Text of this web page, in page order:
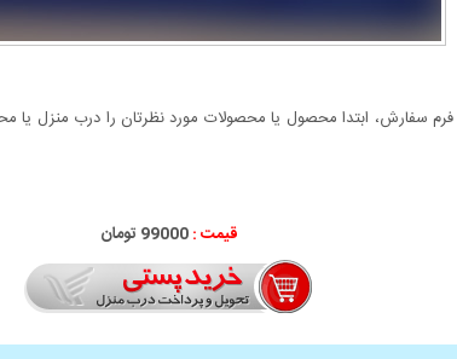
سفارش، ابتدا محصول یا محصولات مورد نظرتان را درب منزل یا
قیمت :99000 تومان